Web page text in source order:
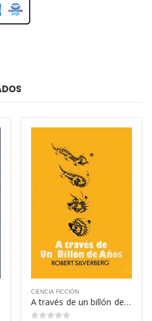
CIENCIA FICCIÓN
A través de un billón de años – Robert Silverberg